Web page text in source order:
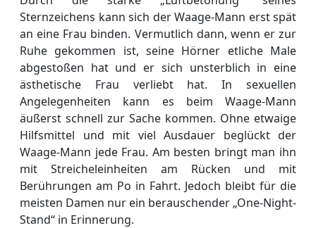
Sternzeichens kann sich der Waage-Mann erst spät
an eine Frau binden. Vermutlich dann, wenn er zur
Ruhe gekommen ist, seine Hörner etliche Male
abgestoßen hat und er sich unsterblich in eine
ästhetische Frau verliebt hat. In sexuellen
Angelegenheiten kann es beim Waage-Mann
äußerst schnell zur Sache kommen. Ohne etwaige
Hilfsmittel und mit viel Ausdauer beglückt der
Waage-Mann jede Frau. Am besten bringt man ihn
mit Streicheleinheiten am Rücken und mit
Berührungen am Po in Fahrt. Jedoch bleibt für die
meisten Damen nur ein berauschender „One-Night-
Stand“ in Erinnerung.